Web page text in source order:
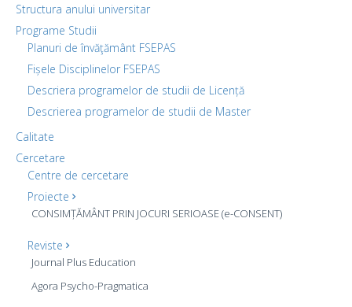
Structura anului universitar
Programe Studii
Planuri de învăţământ FSEPAS
Fișele Disciplinelor FSEPAS
Descriera programelor de studii de Licență
Descrierea programelor de studii de Master
Calitate
Cercetare
Centre de cercetare
Proiecte
CONSIMȚĂMÂNT PRIN JOCURI SERIOASE (e-CONSENT)
Reviste
Journal Plus Education
Agora Psycho-Pragmatica